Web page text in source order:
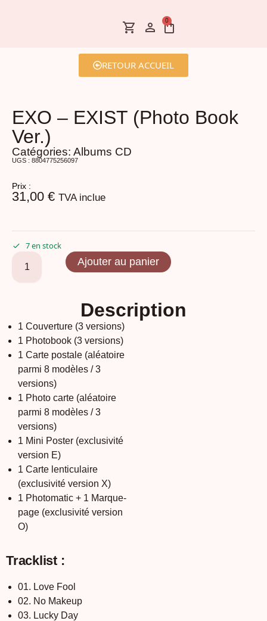
0
RETOUR ACCUEIL
EXO – EXIST (Photo Book
Ver.)
Catégories: Albums CD
UGS : 8804775256097
Prix :
31,00 € TVA inclue
7 en stock
Ajouter au panier
Description
1 Couverture (3 versions)
1 Photobook (3 versions)
1 Carte postale (aléatoire
parmi 8 modèles / 3
versions)
1 Photo carte (aléatoire
parmi 8 modèles / 3
versions)
1 Mini Poster (exclusivité
version E)
1 Carte lenticulaire
(exclusivité version X)
1 Photomatic + 1 Marque-
page (exclusivité version
O)
Tracklist :
01. Love Fool
02. No Makeup
03. Lucky Day